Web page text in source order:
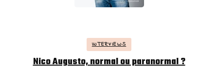
INTERVIEWS
Nico Augusto, normal ou paranormal ?